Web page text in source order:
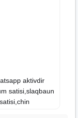
aktivdir
satisi,slaqbaun